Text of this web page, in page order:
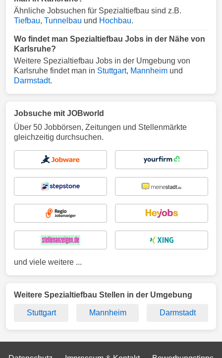
Ähnliche Jobsuchen für Spezialtiefbau sind z.B.
Tiefbau, Tunnelbau und Hochbau.
Wo findet man Spezialtiefbau Jobs in der Nähe von
Karlsruhe?
Weitere Spezialtiefbau Jobs in der Umgebung von
Karlsruhe findet man in Stuttgart, Mannheim und
Darmstadt.
Jobsuche mit JOBworld
Über 50 Jobbörsen, Zeitungen und Stellenmärkte
gleichzeitig durchsuchen.
und viele weitere ...
Weitere Spezialtiefbau Stellen in der Umgebung
Stuttgart Mannheim Darmstadt